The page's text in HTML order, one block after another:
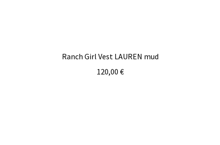
Ranch Girl Vest LAUREN mud
120,00 €